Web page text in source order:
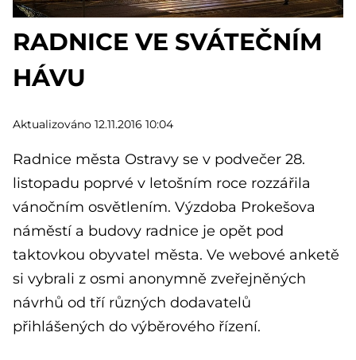
RADNICE VE SVÁTEČNÍM
HÁVU
Aktualizováno 12.11.2016 10:04
Radnice města Ostravy se v podvečer 28.
listopadu poprvé v letošním roce rozzářila
vánočním osvětlením. Výzdoba Prokešova
náměstí a budovy radnice je opět pod
taktovkou obyvatel města. Ve webové anketě
si vybrali z osmi anonymně zveřejněných
návrhů od tří různých dodavatelů
přihlášených do výběrového řízení.